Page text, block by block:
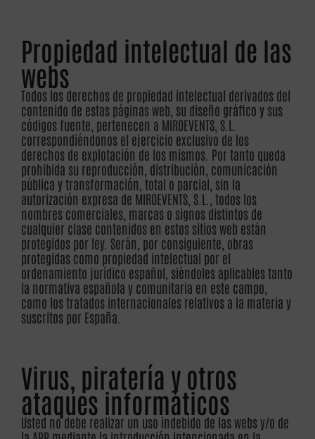
Propiedad intelectual de las
webs
Todos los derechos de propiedad intelectual derivados del
contenido de estas páginas web, su diseño gráfico y sus
códigos fuente, pertenecen a MIROEVENTS, S.L.
correspondiéndonos el ejercicio exclusivo de los
derechos de explotación de los mismos. Por tanto queda
prohibida su reproducción, distribución, comunicación
pública y transformación, total o parcial, sin la
autorización expresa de MIROEVENTS, S.L., todos los
nombres comerciales, marcas o signos distintos de
cualquier clase contenidos en estos sitios web están
protegidos por ley. Serán, por consiguiente, obras
protegidas como propiedad intelectual por el
ordenamiento jurídico español, siéndoles aplicables tanto
la normativa española y comunitaria en este campo,
como los tratados internacionales relativos a la materia y
suscritos por España.
Virus, piratería y otros
ataques informáticos
Usted no debe realizar un uso indebido de las webs y/o de